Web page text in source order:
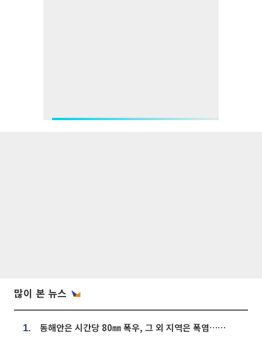
많이 본 뉴스
1. 동해안은 시간당 80㎜ 폭우, 그 외 지역은 폭염…‘극과 극 날씨’